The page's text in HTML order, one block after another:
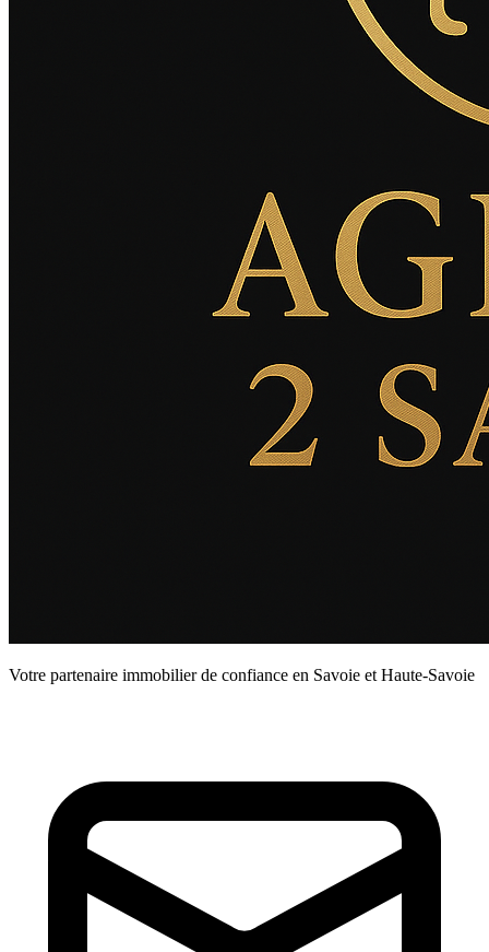
Votre partenaire immobilier de confiance en Savoie et Haute-Savoie